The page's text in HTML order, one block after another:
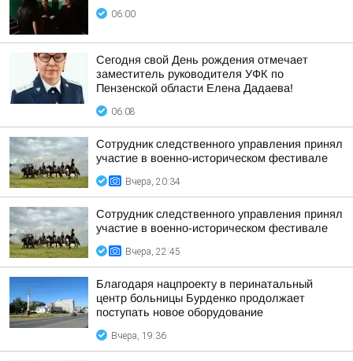
06:00
Сегодня свой День рождения отмечает
заместитель руководителя УФК по
Пензенской области Елена Дадаева!
06:08
Сотрудник следственного управления принял
участие в военно-историческом фестивале
Вчера, 20:34
Сотрудник следственного управления принял
участие в военно-историческом фестивале
Вчера, 22:45
Благодаря нацпроекту в перинатальный
центр больницы Бурденко продолжает
поступать новое оборудование
Вчера, 19:36